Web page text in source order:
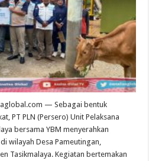
— Sebagai bentuk
PT PLN (Persero) Unit Pelaksana
bersama YBM menyerahkan
wilayah Desa Pameutingan,
Tasikmalaya. Kegiatan bertemakan